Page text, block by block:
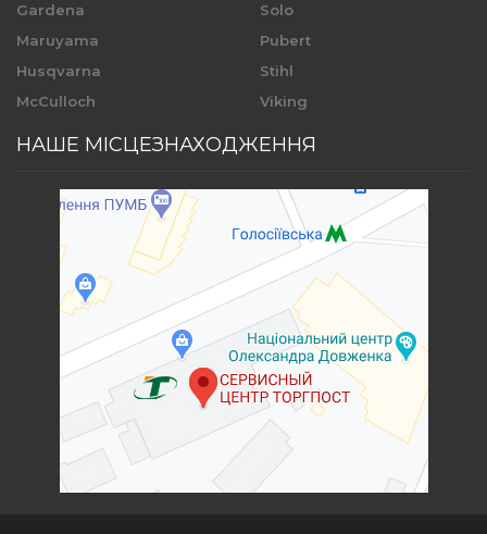
Gardena
Maruyama
Husqvarna
McCulloch
Solo
Pubert
Stihl
Viking
НАШЕ МІСЦЕЗНАХОДЖЕННЯ